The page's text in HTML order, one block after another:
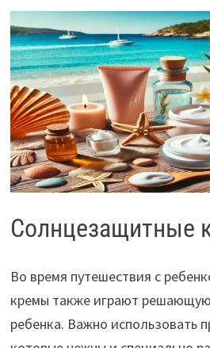
Солнцезащитные
Во время путешествия с
кремы также играют
ребенка. Важно использовать